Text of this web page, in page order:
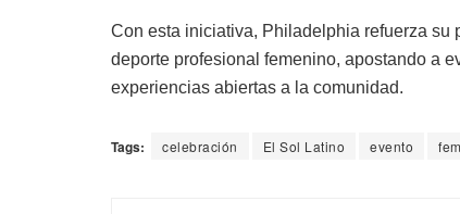
Con esta iniciativa, Philadelphia refuerza su
deporte profesional femenino, apostando a
experiencias abiertas a la comunidad.
Tags: celebración El Sol Latino evento